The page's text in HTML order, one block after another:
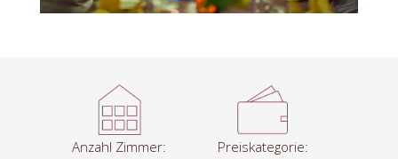
Anzahl Zimmer: Preiskategorie: